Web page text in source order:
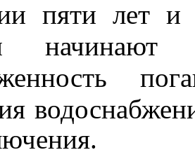
пяти лет и
начинают